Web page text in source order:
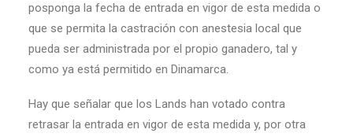
posponga la fecha de entrada en vigor de esta medida o
que se permita la castración con anestesia local que
pueda ser administrada por el propio ganadero, tal y
como ya está permitido en Dinamarca.
Hay que señalar que los Lands han votado contra
retrasar la entrada en vigor de esta medida y, por otra